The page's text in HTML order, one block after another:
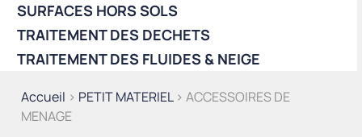
Accueil > PETIT MATERIEL> ACCESSOIRES DE
MENAGE
SURFACES HORS SOLS
TRAITEMENT DES DECHETS
TRAITEMENT DES FLUIDES & NEIGE